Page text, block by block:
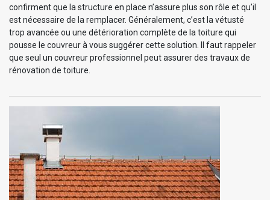
confirment que la structure en place n’assure plus son rôle et qu’il
est nécessaire de la remplacer. Généralement, c’est la vétusté
trop avancée ou une détérioration complète de la toiture qui
pousse le couvreur à vous suggérer cette solution. Il faut rappeler
que seul un couvreur professionnel peut assurer des travaux de
rénovation de toiture.